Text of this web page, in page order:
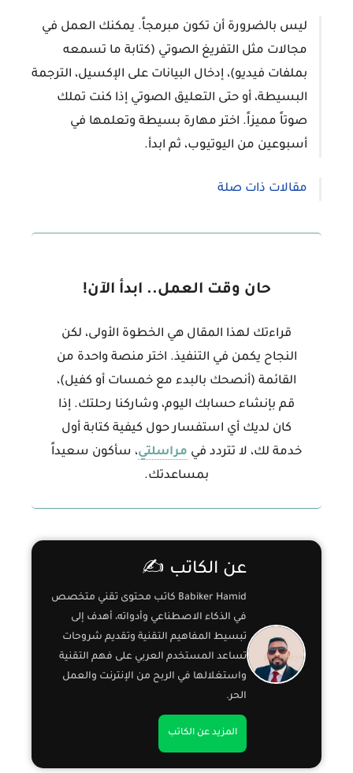
ليس بالضرورة أن تكون مبرمجاً. يمكنك العمل في
مجالات مثل التفريغ الصوتي (كتابة ما تسمعه
بملفات فيديو)، إدخال البيانات على الإكسيل، الترجمة
البسيطة، أو حتى التعليق الصوتي إذا كنت تملك
صوتاً مميزاً. اختر مهارة بسيطة وتعلمها في
أسبوعين من اليوتيوب، ثم ابدأ.
مقالات ذات صلة
حان وقت العمل.. ابدأ الآن!
قراءتك لهذا المقال هي الخطوة الأولى، لكن
النجاح يكمن في التنفيذ. اختر منصة واحدة من
القائمة (أنصحك بالبدء مع خمسات أو كفيل)،
قم بإنشاء حسابك اليوم، وشاركنا رحلتك. إذا
كان لديك أي استفسار حول كيفية كتابة أول
خدمة لك، لا تتردد في مراسلتي، سأكون سعيداً
بمساعدتك.
عن الكاتب ✍️
Babiker Hamid كاتب محتوى تقني متخصص
في الذكاء الاصطناعي وأدواته، أهدف إلى
تبسيط المفاهيم التقنية وتقديم شروحات
تساعد المستخدم العربي على فهم التقنية
واستغلالها في الربح من الإنترنت والعمل
الحر.
المزيد عن الكاتب